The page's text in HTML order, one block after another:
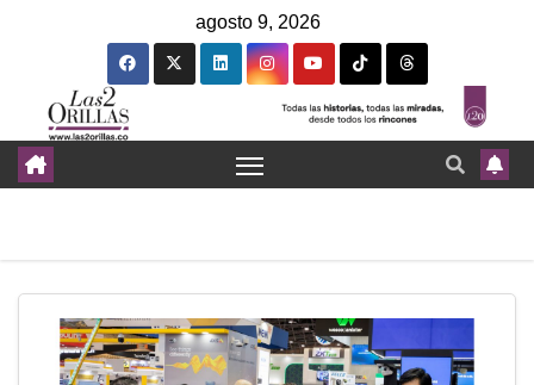
agosto 9, 2026